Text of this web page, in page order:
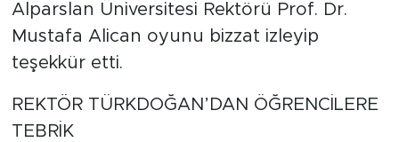
Alparslan Üniversitesi Rektörü Prof. Dr.
Mustafa Alican oyunu bizzat izleyip
teşekkür etti.
REKTÖR TÜRKDOĞAN’DAN ÖĞRENCİLERE
TEBRİK